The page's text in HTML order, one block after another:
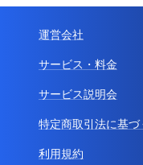
運営会社
サービス・料金
サービス説明会
特定商取引法に基づ
利用規約